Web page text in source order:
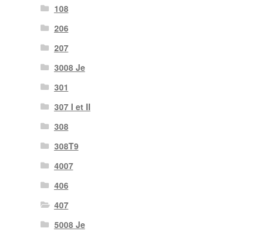
108
206
207
3008 Je
301
307 I et II
308
308T9
4007
406
407
5008 Je